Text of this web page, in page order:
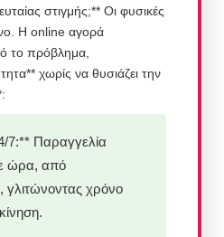
στιγμής;** Οι φυσικές
Η online αγορά
το πρόβλημα,
χωρίς να θυσιάζει την
7:** Παραγγελία
ώρα, από
γλιτώνοντας χρόνο